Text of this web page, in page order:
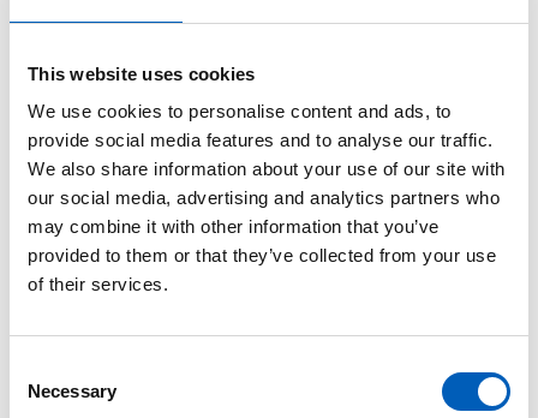
This website uses cookies
We use cookies to personalise content and ads, to
provide social media features and to analyse our traffic.
We also share information about your use of our site with
our social media, advertising and analytics partners who
may combine it with other information that you’ve
provided to them or that they’ve collected from your use
of their services.
Necessary
har forsøkt å blokkere produksjonskutt og andre
ambisiøse mål.
Saudi-Arabias Abdulrahman Al Gwaiz gikk
imidlertid hardt ut mot en fortsatt diskusjon om
produksjon eller problematiske kjemikalier.
produsere plast, for problemet er